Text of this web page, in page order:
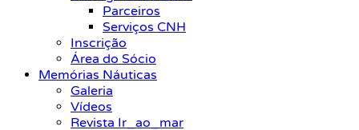
Parceiros
Serviços CNH
Inscrição
Área do Sócio
Memórias Náuticas
Galeria
Vídeos
Revista Ir_ao_mar